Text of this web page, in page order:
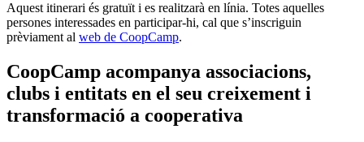
Aquest itinerari és gratuït i es realitzarà en línia. Totes aquelles
persones interessades en participar-hi, cal que s’inscriguin
prèviament al web de CoopCamp.
CoopCamp acompanya associacions,
clubs i entitats en el seu creixement i
transformació a cooperativa